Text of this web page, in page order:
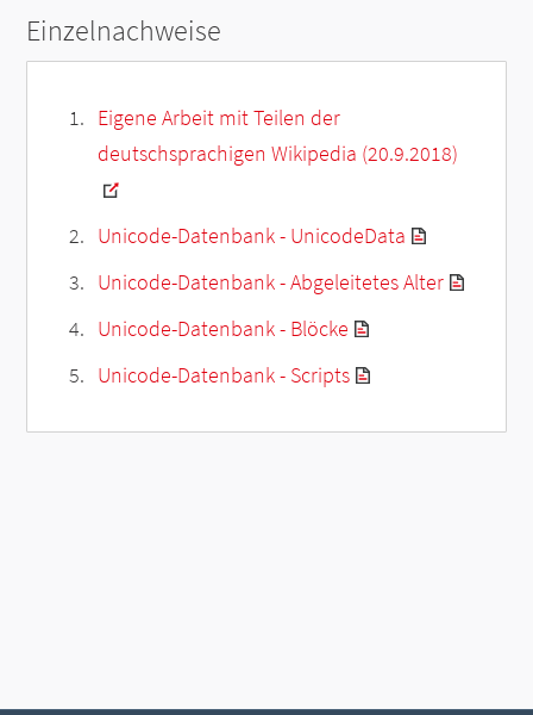
Einzelnachweise
Eigene Arbeit mit Teilen der
deutschsprachigen Wikipedia (20.9.2018)
Unicode-Datenbank - UnicodeData
Unicode-Datenbank - Abgeleitetes Alter
Unicode-Datenbank - Blöcke
Unicode-Datenbank - Scripts